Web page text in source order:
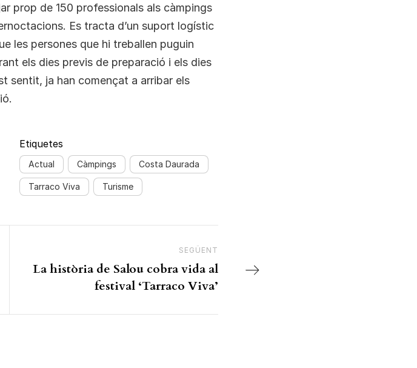
prop de 150 professionals als càmpings
Es tracta d’un suport logístic
les persones que hi treballen puguin
els dies previs de preparació i els dies
sentit, ja han començat a arribar els
Etiquetes
Actual Càmpings Costa Daurada
Tarraco Viva Turisme
SEGÜENT
La història de Salou cobra vida al
festival ‘Tarraco Viva’